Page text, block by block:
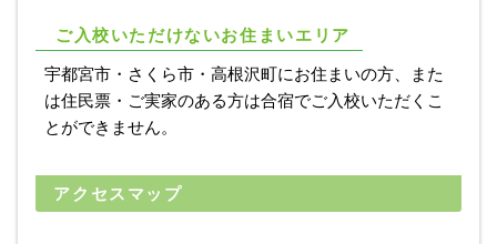
ご入校いただけないお住まいエリア
宇都宮市・さくら市・高根沢町にお住まいの方、また
は住民票・ご実家のある方は合宿でご入校いただくこ
とができません。
アクセスマップ